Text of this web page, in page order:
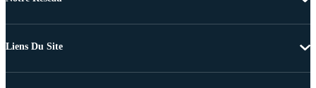
Liens Du Site